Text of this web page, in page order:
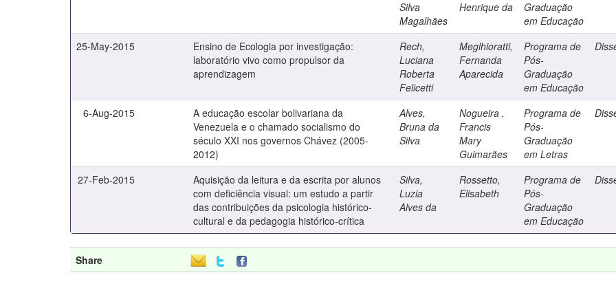
Silva
Magalhães
Henrique da
Graduação
em Educação
25-May-2015
Ensino de Ecologia por investigação:
laboratório vivo como propulsor da
aprendizagem
Rech,
Luciana
Roberta
Felicetti
Meglhioratti,
Fernanda
Aparecida
Programa de
Pós-
Graduação
em Educação
6-Aug-2015
A educação escolar bolivariana da
Venezuela e o chamado socialismo do
século XXI nos governos Chávez (2005-
2012)
Alves,
Bruna da
Silva
Nogueira ,
Francis
Mary
Guimarães
Programa de
Pós-
Graduação
em Letras
27-Feb-2015
Aquisição da leitura e da escrita por alunos
com deficiência visual: um estudo a partir
das contribuições da psicologia histórico-
cultural e da pedagogia histórico-crítica
Silva,
Luzia
Alves da
Rossetto,
Elisabeth
Programa de
Pós-
Graduação
em Educação
Share